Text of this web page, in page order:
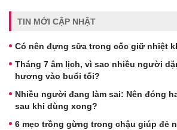
TIN MỚI CẬP NHẬT
Có nên đựng sữa trong cốc giữ nhiệt
Tháng 7 âm lịch, vì sao nhiều người
hương vào buổi tối?
Nhiều người đang làm sai: Nên đóng
sau khi dùng xong?
6 mẹo trồng gừng trong chậu giúp đẻ